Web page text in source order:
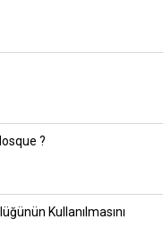
?
Kullanılmasını